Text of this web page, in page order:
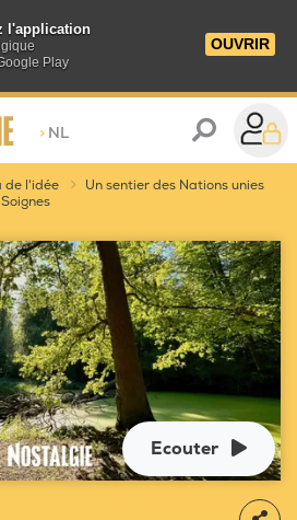
l'application
Play
OUVRIR
> NL
de l'idée
Un sentier des Nations unies
Ecouter